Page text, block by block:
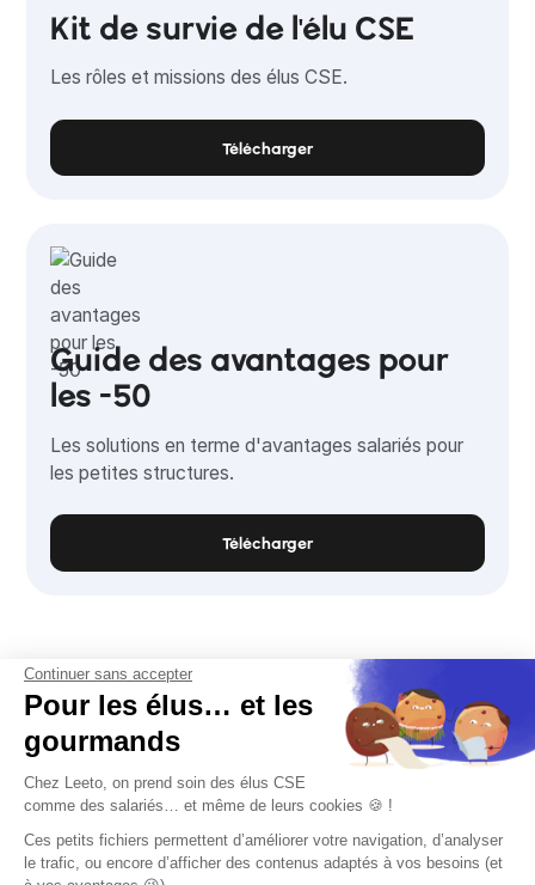
Kit de survie de l'élu CSE
Les rôles et missions des élus CSE.
Télécharger
Guide des avantages pour
les -50
Les solutions en terme d'avantages salariés pour
les petites structures.
Télécharger
Rejoignez-nous
Continuer sans accepter
Pour les élus… et les
gourmands
Chez Leeto, on prend soin des élus CSE
comme des salariés… et même de leurs cookies 🍪 !
Ces petits fichiers permettent d’améliorer votre navigation, d’analyser
le trafic, ou encore d’afficher des contenus adaptés à vos besoins (et